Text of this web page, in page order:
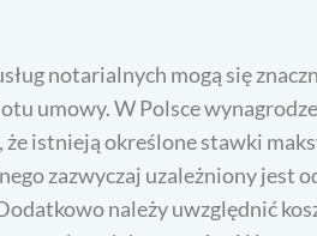
notarialnych mogą się
umowy. W Polsce
że istnieją określone stawki
zazwyczaj uzależniony jest
należy uwzględnić